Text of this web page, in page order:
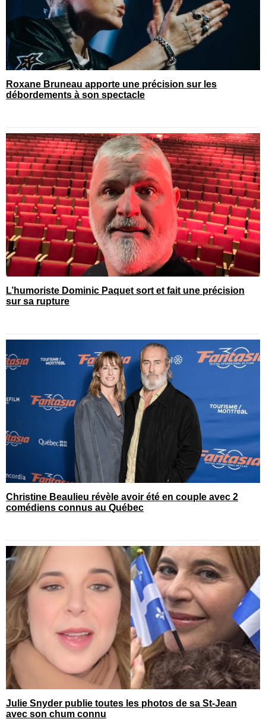
Roxane Bruneau apporte une précision sur les
débordements à son spectacle
L’humoriste Dominic Paquet sort et fait une précision
sur sa rupture
Christine Beaulieu révèle avoir été en couple avec 2
comédiens connus au Québec
Julie Snyder publie toutes les photos de sa St-Jean
avec son chum connu